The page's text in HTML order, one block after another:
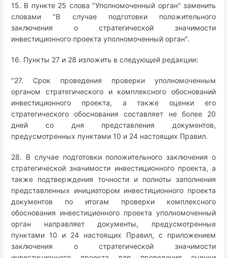
15. В пункте 25 слова "Уполномоченный орган" заменить
словами "В случае подготовки положительного
заключения о стратегической значимости
инвестиционного проекта уполномоченный орган".
16. Пункты 27 и 28 изложить в следующей редакции:
"27. Срок проведения проверки уполномоченным
органом стратегического и комплексного обоснований
инвестиционного проекта, а также оценки его
стратегического обоснования составляет не более 20
дней со дня представления документов,
предусмотренных пунктами 10 и 24 настоящих Правил.
28. В случае подготовки положительного заключения о
стратегической значимости инвестиционного проекта, а
также подтверждения точности и полноты заполнения
представленных инициатором инвестиционного проекта
документов по итогам проверки комплексного
обоснования инвестиционного проекта уполномоченный
орган направляет документы, предусмотренные
пунктами 10 и 24 настоящих Правил, с приложением
заключения о стратегической значимости